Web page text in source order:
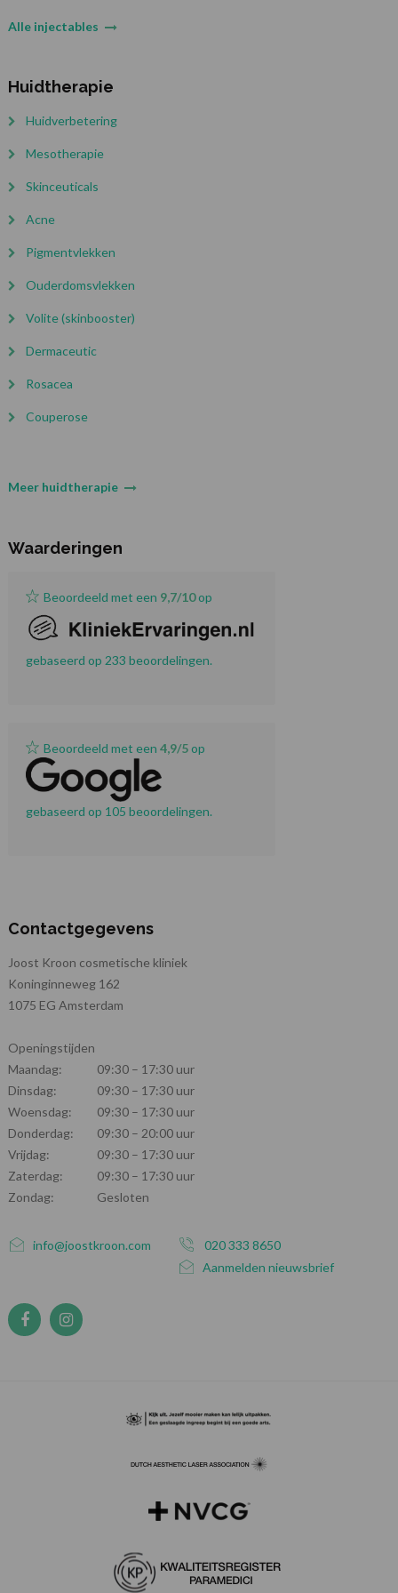
Alle injectables
Huidtherapie
Huidverbetering
Mesotherapie
Skinceuticals
Acne
Pigmentvlekken
Ouderdomsvlekken
Volite (skinbooster)
Dermaceutic
Rosacea
Couperose
Meer huidtherapie
Waarderingen
Beoordeeld met een 9,7/10op
gebaseerd op 233 beoordelingen.
Beoordeeld met een 4,9/5op
gebaseerd op 105 beoordelingen.
Contactgegevens
Joost Kroon cosmetische kliniek
Koninginneweg 162
1075 EG Amsterdam
Openingstijden
Maandag:
09:30 – 17:30 uur
Dinsdag:
09:30 – 17:30 uur
Woensdag:
09:30 – 17:30 uur
Donderdag:
09:30 – 20:00 uur
Vrijdag:
09:30 – 17:30 uur
Zaterdag:
09:30 – 17:30 uur
Zondag:
Gesloten
info@joostkroon.com
020 333 8650
Aanmelden nieuwsbrief